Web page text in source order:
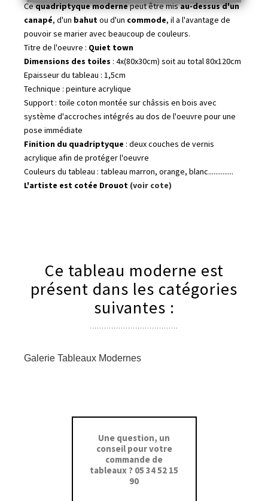
Cequadriptyque modernepeut être misau-dessus d'un
canapé, d'un bahutou d'un commode, il a l'avantage de
pouvoir se marier avec beaucoup de couleurs.
Titre de l'oeuvre : Quiet town
Dimensions des toiles : 4x(80x30cm) soit au total 80x120cm
Epaisseur du tableau : 1,5cm
Technique : peinture acrylique
Support : toile coton montée sur châssis en bois avec
système d'accroches intégrés au dos de l'oeuvre pour une
pose immédiate
Finition du quadriptyque : deux couches de vernis
acrylique afin de protéger l'oeuvre
Couleurs du tableau : tableau marron, orange, blanc..............
L'artiste est cotée Drouot (voir cote)
Ce tableau moderne est
présent dans les catégories
suivantes :
Galerie Tableaux Modernes
Une question, un
conseil pour votre
commande de
tableaux ? 05 34 52 15
90